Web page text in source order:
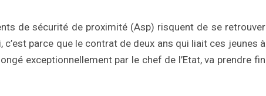
de sécurité de proximité (Asp) risquent de se retrouver
c’est parce que le contrat de deux ans qui liait ces jeunes à
exceptionnellement par le chef de l’Etat, va prendre fin